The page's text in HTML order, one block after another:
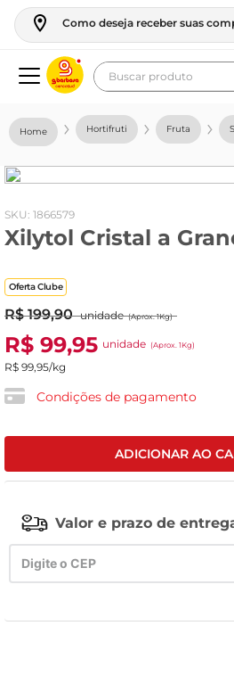
Como deseja receber suas
Buscar produto
Hortifruti Fruta
: 1866579
Xilytol Cristal a
Oferta Clube
R$ 199,90 unidade (Aprox. 1Kg)
R$ 99,95 unidade (Aprox. 1Kg)
R$ 99,95/kg
Condições de pagamento
ADICIONAR AO
Valor e prazo de
geladeira
fogao
café
frango
leite
tv